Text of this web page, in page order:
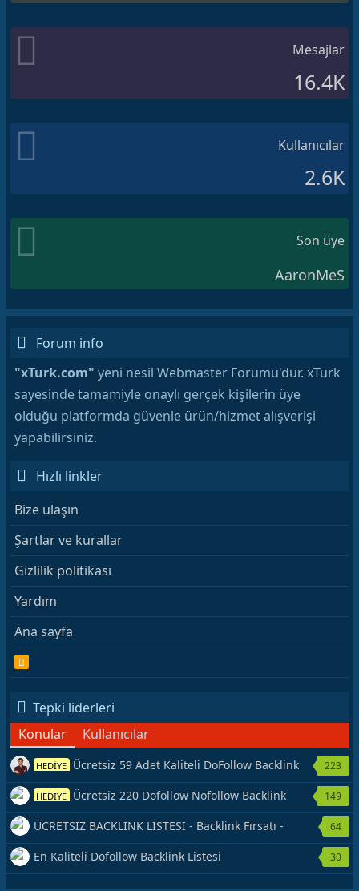
Mesajlar
16.4K
Kullanıcılar
2.6K
Son üye
AaronMeS
Forum info
"xTurk.com" yeni nesil Webmaster Forumu'dur. xTurk
sayesinde tamamiyle onaylı gerçek kişilerin üye
olduğu platformda güvenle ürün/hizmet alışverişi
yapabilirsiniz.
Hızlı linkler
Bize ulaşın
Şartlar ve kurallar
Gizlilik politikası
Yardım
Ana sayfa
R
S
Tepki liderleri
Konular
Kullanıcılar
HEDİYE Ücretsiz 59 Adet Kaliteli DoFollow Backlink
Kaynağı Veriyorum.
223
HEDİYE Ücretsiz 220 Dofollow Nofollow Backlink
Veriyorum
149
ÜCRETSİZ BACKLİNK LİSTESİ - Backlink Fırsatı -
Hemen Yetiş!
64
En Kaliteli Dofollow Backlink Listesi 30